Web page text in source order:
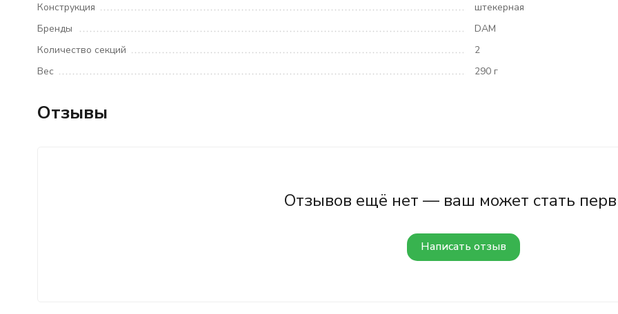
Конструкция
штекерная
Бренды
DAM
Количество секций
2
Вес
290 г
Отзывы
Отзывов ещё нет — ваш может стать
Написать отзыв